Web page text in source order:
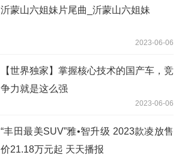
沂蒙山六姐妹片尾曲_沂蒙山六姐妹
2023-06-06
【世界独家】掌握核心技术的国产车，竞
争力就是这么强
2023-06-06
“丰田最美SUV”雅•智升级 2023款凌放售
价21.18万元起 天天播报